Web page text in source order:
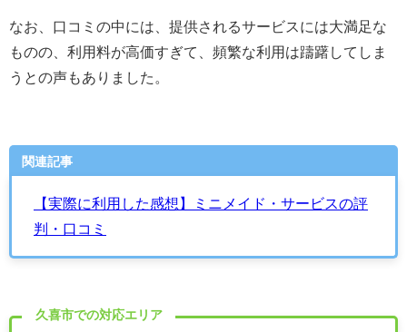
なお、口コミの中には、提供されるサービスには大満足な
ものの、利用料が高価すぎて、頻繁な利用は躊躇してしま
うとの声もありました。
関連記事
【実際に利用した感想】ミニメイド・サービスの評
判・口コミ
久喜市での対応エリア